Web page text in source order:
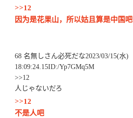
>>12
因为是花果山，所以姑且算是中国吧
68 名無しさん必死だな2023/03/15(水)
18:09:24.15ID:/Yp7GMq5M
>>12
人じゃないだろ
>>12
不是人吧